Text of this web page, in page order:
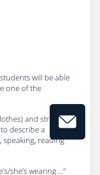
will be able
one of the
and structures
describe a
reading
she’s wearing …”